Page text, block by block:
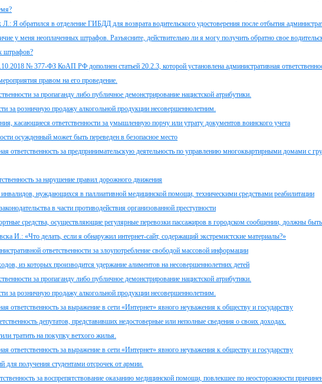
Я обратился в отделение ГИБДД для возврата водительского удостоверения после отбытия
у меня неоплаченных штрафов. Разъясните, действительно ли я могу получить обратно свое
штрафов?
№ 377-ФЗ КоАП РФ дополнен статьей 20.2.3, которой установлена административная
правом на его проведение.
за пропаганду либо публичное демонстрирование нацистской атрибутики.
за розничную продажу алкогольной продукции несовершеннолетним.
касающиеся ответственности за умышленную порчу или утрату документов воинского учета
осужденный может быть переведен в безопасное место
ответственность за предпринимательскую деятельность по управлению многоквартирными домами с
за нарушение правил дорожного движения
нуждающихся в паллиативной медицинской помощи, техническими средствами реабилитации
в части противодействия организованной преступности
средства, осуществляющие регулярные перевозки пассажиров в городском сообщении, должны
И.: «Что делать, если я обнаружил интернет-сайт, содержащий экстремистские материалы?»
ответственности за злоупотребление свободой массовой информации
из которых производится удержание алиментов на несовершеннолетних детей
за пропаганду либо публичное демонстрирование нацистской атрибутики.
за розничную продажу алкогольной продукции несовершеннолетним.
ответственность за выражение в сети «Интернет» явного неуважения к обществу и государству
депутатов, представивших недостоверные или неполные сведения о своих доходах.
тратить на покупку ветхого жилья.
ответственность за выражение в сети «Интернет» явного неуважения к обществу и государству
для получения студентами отсрочек от армии.
за воспрепятствование оказанию медицинской помощи, повлекшее по неосторожности